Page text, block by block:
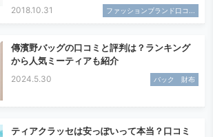
2018.10.31 ファッションブランド口コ...
傳濱野バッグの口コミと評判は？ランキング
から人気ミーティアも紹介
2024.5.30 バック 財布
ティアクラッセは安っぽいって本当？口コミ